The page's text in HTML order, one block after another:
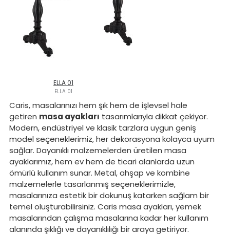
ELLA 01
ELLA 01
Caris, masalarınızı hem şık hem de işlevsel hale
getiren masa ayakları tasarımlarıyla dikkat çekiyor.
Modern, endüstriyel ve klasik tarzlara uygun geniş
model seçeneklerimiz, her dekorasyona kolayca uyum
sağlar. Dayanıklı malzemelerden üretilen masa
ayaklarımız, hem ev hem de ticari alanlarda uzun
ömürlü kullanım sunar. Metal, ahşap ve kombine
malzemelerle tasarlanmış seçeneklerimizle,
masalarınıza estetik bir dokunuş katarken sağlam bir
temel oluşturabilirsiniz. Caris masa ayakları, yemek
masalarından çalışma masalarına kadar her kullanım
alanında şıklığı ve dayanıklılığı bir araya getiriyor.